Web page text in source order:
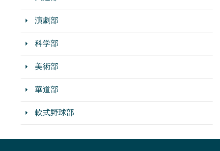
演劇部
科学部
美術部
華道部
軟式野球部